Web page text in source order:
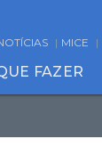
MICE
FAZER